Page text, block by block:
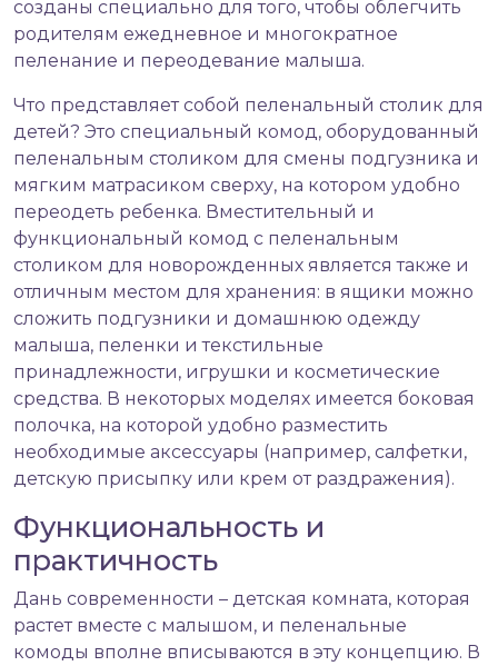
созданы специально для того, чтобы облегчить
родителям ежедневное и многократное
пеленание и переодевание малыша.
Что представляет собой пеленальный столик для
детей? Это специальный комод, оборудованный
пеленальным столиком для смены подгузника и
мягким матрасиком сверху, на котором удобно
переодеть ребенка. Вместительный и
функциональный комод с пеленальным
столиком для новорожденных является также и
отличным местом для хранения: в ящики можно
сложить подгузники и домашнюю одежду
малыша, пеленки и текстильные
принадлежности, игрушки и косметические
средства. В некоторых моделях имеется боковая
полочка, на которой удобно разместить
необходимые аксессуары (например, салфетки,
детскую присыпку или крем от раздражения).
Функциональность и
практичность
Дань современности – детская комната, которая
растет вместе с малышом, и пеленальные
комоды вполне вписываются в эту концепцию. В